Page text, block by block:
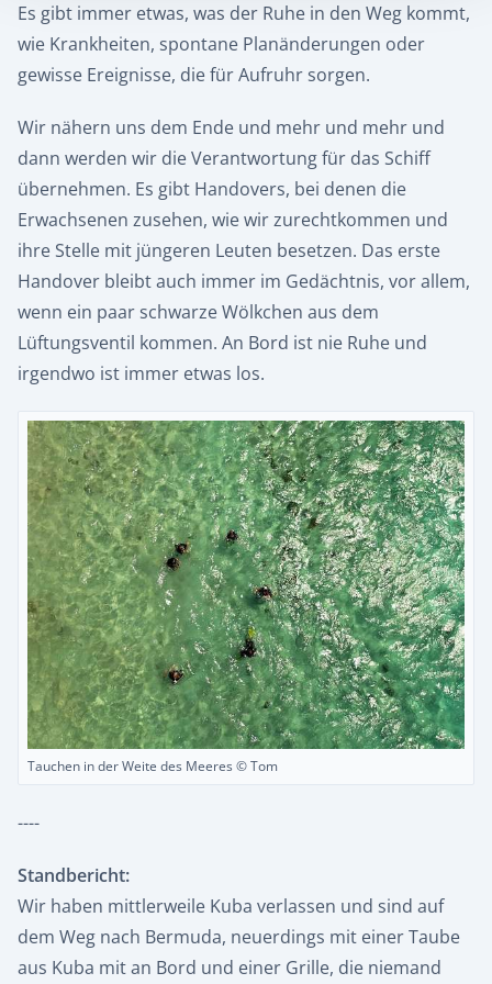
Es gibt immer etwas, was der Ruhe in den Weg kommt,
wie Krankheiten, spontane Planänderungen oder
gewisse Ereignisse, die für Aufruhr sorgen.
Wir nähern uns dem Ende und mehr und mehr und
dann werden wir die Verantwortung für das Schiff
übernehmen. Es gibt Handovers, bei denen die
Erwachsenen zusehen, wie wir zurechtkommen und
ihre Stelle mit jüngeren Leuten besetzen. Das erste
Handover bleibt auch immer im Gedächtnis, vor allem,
wenn ein paar schwarze Wölkchen aus dem
Lüftungsventil kommen. An Bord ist nie Ruhe und
irgendwo ist immer etwas los.
Tauchen in der Weite des Meeres © Tom
----
Standbericht:
Wir haben mittlerweile Kuba verlassen und sind auf
dem Weg nach Bermuda, neuerdings mit einer Taube
aus Kuba mit an Bord und einer Grille, die niemand